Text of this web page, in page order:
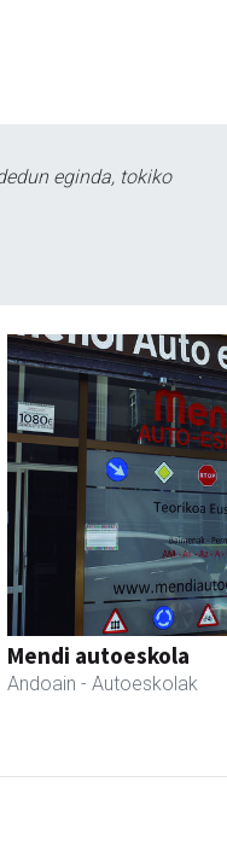
eginda, tokiko
Mendi autoeskola
Andoain - Autoeskolak